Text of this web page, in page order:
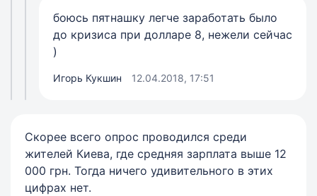
боюсь пятнашку легче заработать было
до кризиса при долларе 8, нежели сейчас
)
Игорь Кукшин 12.04.2018, 17:51
Скорее всего опрос проводился среди
жителей Киева, где средняя зарплата выше 12
000 грн. Тогда ничего удивительного в этих
цифрах нет.